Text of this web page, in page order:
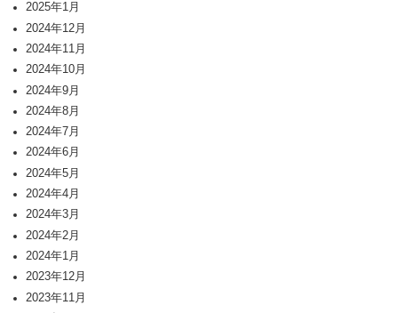
2025年1月
2024年12月
2024年11月
2024年10月
2024年9月
2024年8月
2024年7月
2024年6月
2024年5月
2024年4月
2024年3月
2024年2月
2024年1月
2023年12月
2023年11月